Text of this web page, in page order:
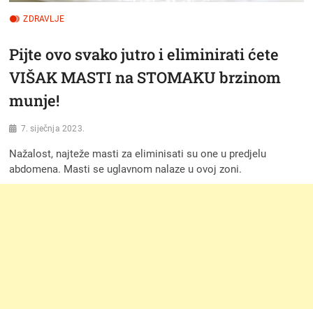
ZDRAVLJE
Pijte ovo svako jutro i eliminirati ćete
VIŠAK MASTI na STOMAKU brzinom
munje!
7. siječnja 2023.
Nažalost, najteže masti za eliminisati su one u predjelu
abdomena. Masti se uglavnom nalaze u ovoj zoni.